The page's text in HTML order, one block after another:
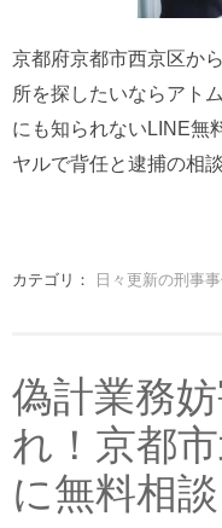
京都府京都市西京区か
所を探したいならアト
にも知られないLINE無
ヤルで背任と逮捕の相
カテゴリ： 日々更新の刑事
偽計業務
れ！京都
に無料相談